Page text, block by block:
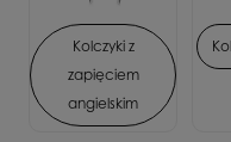
Kolczyki z
zapięciem
angielskim